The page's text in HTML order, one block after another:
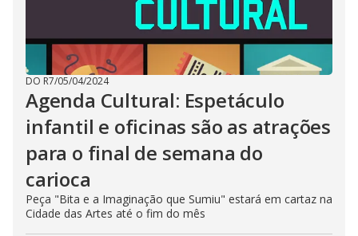
DO R7/05/04/2024
Agenda Cultural: Espetáculo
infantil e oficinas são as atrações
para o final de semana do
carioca
Peça "Bita e a Imaginação que Sumiu" estará em cartaz na
Cidade das Artes até o fim do mês